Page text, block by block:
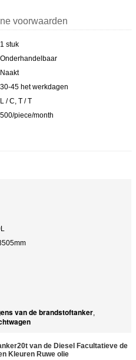
voorwaarden
1 stuk
Onderhandelbaar
Naakt
30-45 het werkdagen
L / C, T / T
500/piece/month
van de brandstoftanker,
van de Diesel Facultatieve de
Kleuren Ruwe olie